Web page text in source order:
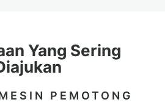
Yang Sering
PEMOTONG